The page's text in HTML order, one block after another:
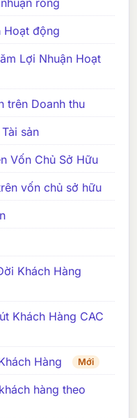
Hoạt động
Lợi Nhuận Hoạt
trên Doanh thu
sản
Vốn Chủ Sở Hữu
vốn chủ sở hữu
Khách Hàng
Khách Hàng CAC
Hàng Mới
hàng theo